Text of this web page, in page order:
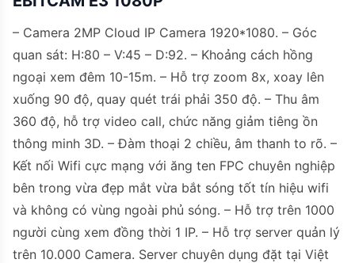
– Camera 2MP Cloud IP Camera 1920*1080. – Góc
quan sát: H:80 – V:45 – D:92. – Khoảng cách hồng
ngoại xem đêm 10-15m. – Hỗ trợ zoom 8x, xoay lên
xuống 90 độ, quay quét trái phải 350 độ. – Thu âm
360 độ, hỗ trợ video call, chức năng giảm tiêng ồn
thông minh 3D. – Đàm thoại 2 chiều, âm thanh to rõ. –
Kết nối Wifi cực mạng với ăng ten FPC chuyên nghiệp
bên trong vừa đẹp mắt vừa bắt sóng tốt tín hiệu wifi
và không có vùng ngoài phủ sóng. – Hỗ trợ trên 1000
người cùng xem đồng thời 1 IP. – Hỗ trợ server quản lý
trên 10.000 Camera. Server chuyên dụng đặt tại Việt